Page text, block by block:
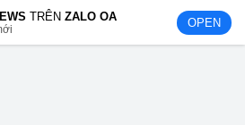
TRÊNZALO OA OPEN